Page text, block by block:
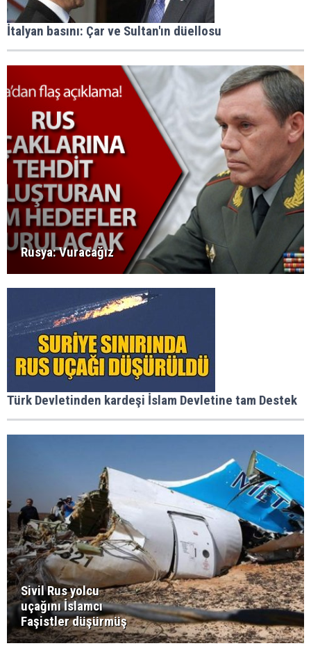
İtalyan basını: Çar ve Sultan'ın düellosu
Rusya: Vuracağız
Türk Devletinden kardeşi İslam Devletine tam Destek
Sivil Rus yolcu
uçağını İslamcı
Faşistler düşürmüş